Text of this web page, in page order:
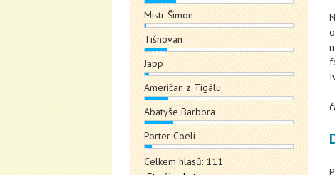
21%
Mistr Šimon
1%
Tišnovan
15%
Japp
3%
Američan z Tigálu
16%
Abatyše Barbora
19%
Porter Coeli
5%
Celkem hlasů: 111